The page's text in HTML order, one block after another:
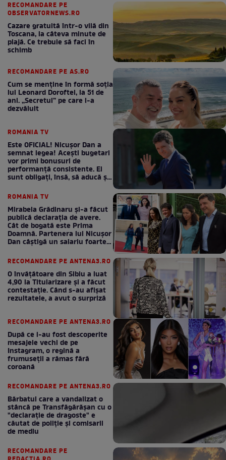
RECOMANDARE PE
OBSERVATORNEWS.RO
Cazare gratuită într-o vilă din
Toscana, la câteva minute de
plajă. Ce trebuie să faci în
schimb
RECOMANDARE PE AS.RO
Cum se menţine în formă soţia
lui Leonard Doroftei, la 51 de
ani. „Secretul” pe care l-a
dezvăluit
ROMANIA TV
Este OFICIAL! Nicușor Dan a
semnat legea! Acești bugetari
vor primi bonusuri de
performanță consistente. Ei
sunt obligați, însă, să aducă și
ROMANIA TV
Mirabela Grădinaru și-a făcut
publică declarația de avere.
Cât de bogată este Prima
Doamnă. Partenera lui Nicușor
Dan câștigă un salariu foarte
RECOMANDARE PE ANTENA3.RO
O învățătoare din Sibiu a luat
4,90 la Titularizare și a făcut
contestație. Când s-au afișat
rezultatele, a avut o surpriză
RECOMANDARE PE ANTENA3.RO
După ce i-au fost descoperite
mesajele vechi de pe
Instagram, o regină a
frumuseții a rămas fără
coroană
RECOMANDARE PE ANTENA3.RO
Bărbatul care a vandalizat o
stâncă pe Transfăgărășan cu o
"declaraţie de dragoste" e
căutat de poliție și comisarii
de mediu
RECOMANDARE PE